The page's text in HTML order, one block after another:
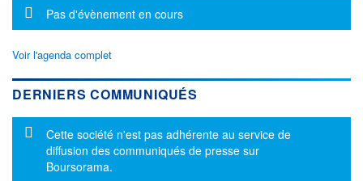
Message d'information
Pas d'évènement en cours
Voir l'agenda complet
DERNIERS COMMUNIQUÉS
Message d'information
Cette société n'est pas adhérente au service de
diffusion des communiqués de presse sur
Boursorama.